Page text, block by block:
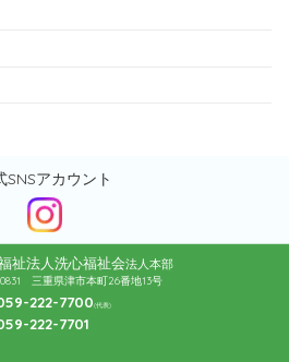
SNSアカウント
祉法人洗心福祉会法人本部
三重県津市本町26番地13号
222-7700(代表)
222-7701